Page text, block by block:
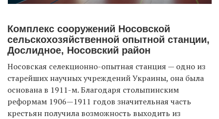
Комплекс сооружений Носовской
сельскохозяйственной опытной станции,
Дослидное, Носовский район
Носовская селекционно-опытная станция — одно из
старейших научных учреждений Украины, она была
основана в 1911-м. Благодаря столыпинским
реформам 1906—1911 годов значительная часть
крестьян получила возможность выходить из